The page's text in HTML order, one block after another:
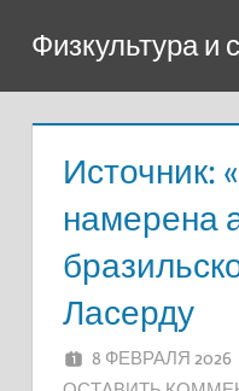
содержимому
Физкультура и
Источник:
намерена
Ласерду
8 ФЕВРАЛЯ 2026